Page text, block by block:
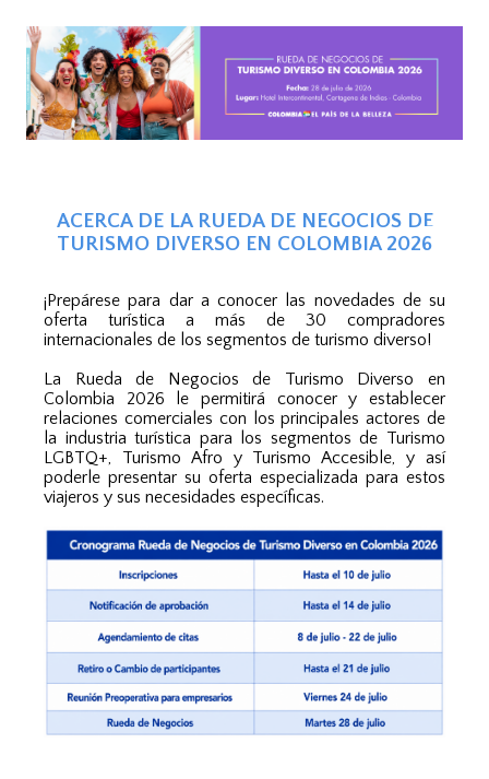
ACERCA DE LA RUEDA DE NEGOCIOS DE
TURISMO DIVERSO EN COLOMBIA 2026
¡Prepárese para dar a conocer las novedades de su
oferta turística a más de 30 compradores
internacionales de los segmentos de turismo diverso!
La Rueda de Negocios de Turismo Diverso en
Colombia 2026 le permitirá conocer y establecer
relaciones comerciales con los principales actores de
la industria turística para los segmentos de Turismo
LGBTQ+, Turismo Afro y Turismo Accesible, y así
poderle presentar su oferta especializada para estos
viajeros y sus necesidades específicas.